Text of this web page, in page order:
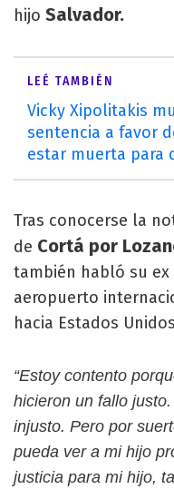
hijo Salvador.
LEÉ TAMBIÉN
Vicky Xipolitakis
sentencia a favor
estar muerta para
Tras conocerse la
de Cortá por
también habló su
aeropuerto
hacia Estados
“Estoy contento
hicieron un fallo
injusto. Pero por
pueda ver a mi hijo
justicia para mi hijo,